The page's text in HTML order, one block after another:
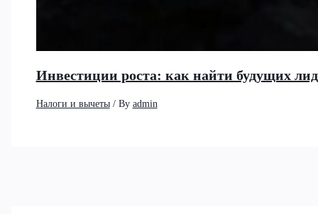
Инвестиции роста: как найти будущих
Налоги и вычеты/ By admin